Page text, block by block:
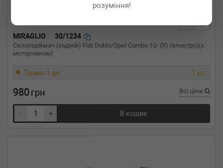
розуміння!
MIRAGLIO 30/1234
Склопідіймач (задній) Fiat Doblo/Opel Combo 10- (R) (електро)(з
моторчиком)
Термін 1 дн. 1 шт.
980 грн Всі ціни
- + В кошик